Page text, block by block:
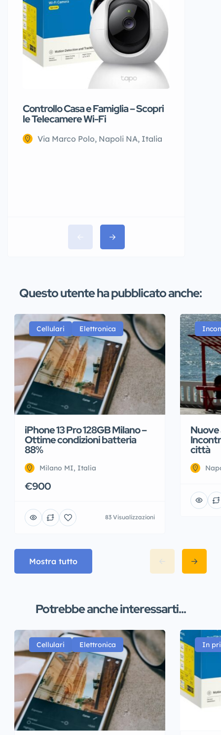
Controllo Casa e Famiglia – Scopri
le Telecamere Wi-Fi
Via Marco Polo, Napoli NA, Italia
Questo utente ha pubblicato anche:
Cellulari Elettronica
iPhone 13 Pro 128GB Milano –
Ottime condizioni batteria
88%
Milano MI, Italia
€900
83 Visualizzazioni
Nuove
città
Mostra tutto
Potrebbe anche interessarti...
Cellulari Elettronica In